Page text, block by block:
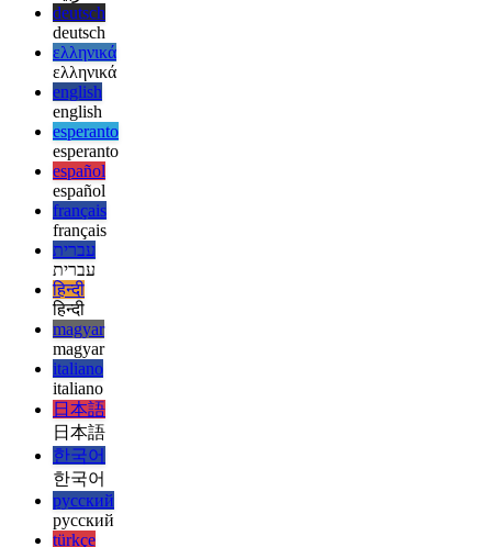
afrikaans
afrikaans
العربية
العربية
deutsch
deutsch
ελληνικά
ελληνικά
english
english
esperanto
esperanto
español
español
français
français
עברית
עברית
हिन्दी
हिन्दी
magyar
magyar
italiano
italiano
日本語
日本語
한국어